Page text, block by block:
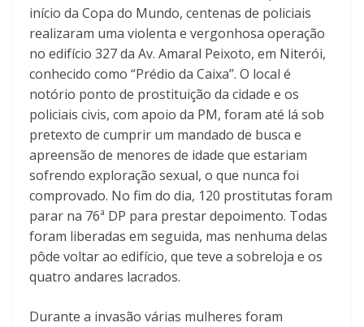
início da Copa do Mundo, centenas de policiais
realizaram uma violenta e vergonhosa operação
no edifício 327 da Av. Amaral Peixoto, em Niterói,
conhecido como “Prédio da Caixa”. O local é
notório ponto de prostituição da cidade e os
policiais civis, com apoio da PM, foram até lá sob
pretexto de cumprir um mandado de busca e
apreensão de menores de idade que estariam
sofrendo exploração sexual, o que nunca foi
comprovado. No fim do dia, 120 prostitutas foram
parar na 76ª DP para prestar depoimento. Todas
foram liberadas em seguida, mas nenhuma delas
pôde voltar ao edifício, que teve a sobreloja e os
quatro andares lacrados.
Durante a invasão várias mulheres foram